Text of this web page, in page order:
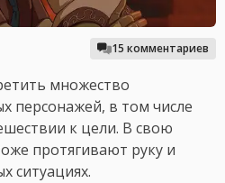
15 комментариев
множество
персонажей, в том числе
к цели. В свою
протягивают руку и
ситуациях.